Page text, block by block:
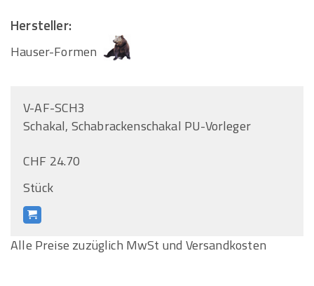
Hersteller:
Hauser-Formen
V-AF-SCH3
Schakal, Schabrackenschakal PU-Vorleger
CHF 24.70
Stück
Alle Preise zuzüglich MwSt und Versandkosten